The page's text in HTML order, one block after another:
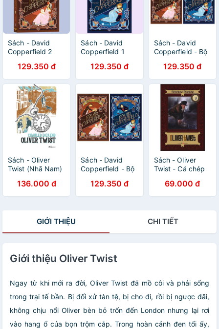
Sách - David
Copperfield 2
129.350 đ
Sách - David
Copperfield 1
129.350 đ
Sách - David
Copperfield - Bộ
chọn129.350 đ
Sách - Oliver
Twist (Nhã Nam)
136.000 đ
Sách - David
Copperfield - Bộ
chọn129.350 đ
Sách - Oliver
Twist - Cá chép
69.000 đ
GIỚI THIỆU CHI TIẾT
Giới thiệu Oliver Twist
Ngay từ khi mới ra đời, Oliver Twist đã mồ côi và phải sống
trong trại tế bần. Bị đối xử tàn tệ, bị cho đi, rồi bị ngược đãi,
không chịu nổi Oliver bèn bỏ trốn đến London nhưng lại rơi
vào hang ổ của bọn trộm cắp. Trong hoàn cảnh đen tối ấy,